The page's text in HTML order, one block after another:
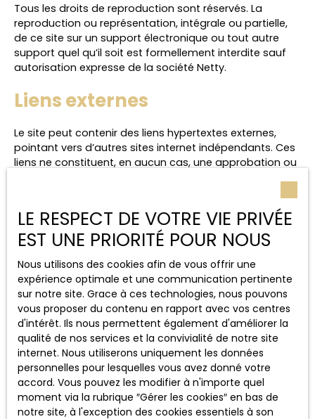
Tous les droits de reproduction sont réservés. La
reproduction ou représentation, intégrale ou partielle,
de ce site sur un support électronique ou tout autre
support quel qu’il soit est formellement interdite sauf
autorisation expresse de la société Netty.
Liens externes
Le site peut contenir des liens hypertextes externes,
pointant vers d’autres sites internet indépendants. Ces
liens ne constituent, en aucun cas, une approbation ou
externes. Dès lors, l’éditeur du présent site ne saurait
être tenu responsable de leurs contenus, leurs produits,
leurs publicités ou tous éléments ou services présentés.
En outre, l’éditeur du présent site ne garantit pas la
qualité permanente et continue du contenu de ces
sites.
Force majeure
La responsabilité de l’éditeur du site ne pourra être
engagée en cas de force majeure ou de faits
indépendants de sa volonté.
Modifications des mentions
LE RESPECT DE VOTRE VIE PRIVÉE
EST UNE PRIORITÉ POUR NOUS
Nous utilisons des cookies afin de vous offrir une
expérience optimale et une communication pertinente
sur notre site. Grace à ces technologies, nous pouvons
vous proposer du contenu en rapport avec vos centres
d'intérêt. Ils nous permettent également d'améliorer la
qualité de nos services et la convivialité de notre site
internet. Nous utiliserons uniquement les données
personnelles pour lesquelles vous avez donné votre
accord. Vous pouvez les modifier à n'importe quel
moment via la rubrique ″Gérer les cookies″ en bas de
notre site, à l'exception des cookies essentiels à son